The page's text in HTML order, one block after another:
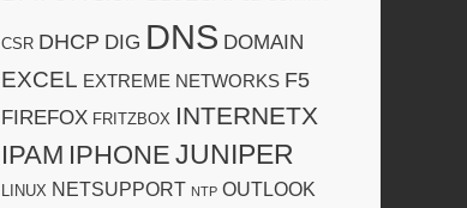
CSR DHCP DIG DNS DOMAIN
EXCEL EXTREME NETWORKS F5
FIREFOX FRITZBOX INTERNETX
IPAM IPHONE JUNIPER
LINUX NETSUPPORT NTP OUTLOOK